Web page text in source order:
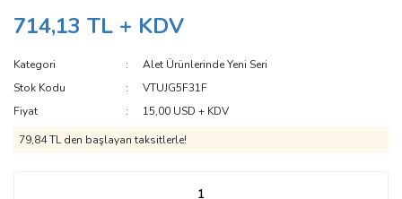
714,13 TL + KDV
Kategori
Alet Ürünlerinde Yeni Seri
Stok Kodu
VTUJG5F31F
Fiyat
15,00 USD + KDV
79,84 TL den başlayan taksitlerle!